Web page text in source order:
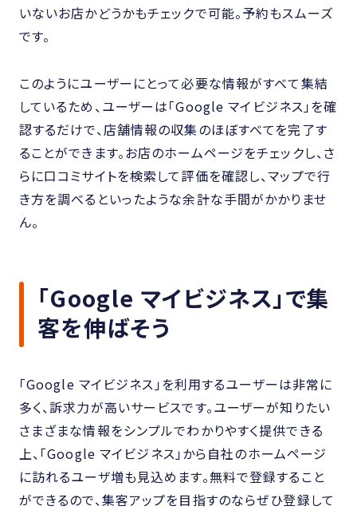
いないお店かどうかもチェックで可能。予約もスムーズ
です。
このようにユーザーにとって必要な情報がすべて集結
しているため、ユーザーは「Google マイビジネス」を確
認するだけで、店舗情報の収集のほぼすべてを完了す
ることができます。お店のホームページをチェックし、さ
らに口コミサイトを検索して評価を確認し、マップで行
き方を調べるといったような余計な手間がかかりませ
ん。
「Google マイビジネス」で集
客を伸ばそう
「Google マイビジネス」を利用するユーザーは非常に
多く、訴求力が高いサービスです。ユーザーが知りたい
さまざまな情報をシンプルでわかりやすく提供できる
上、「Google マイビジネス」から自社のホームページ
に訪れるユーザ増も見込めます。無料で登録すること
ができるので、集客アップを目指すのならぜひ登録して